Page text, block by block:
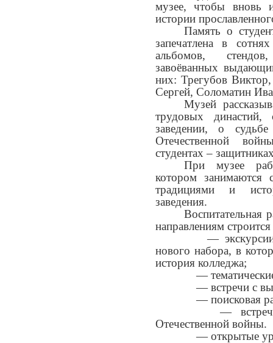
музее, чтобы вновь
истории
Память о
запечатлена в
альбомов,
завоёванных
них: Трегубов
Сергей, Соломатин
Музей
трудовых
заведении, о
Отечественной
студентах –
При музее
котором занимаются
традициями и
заведения.
Воспитательная
направлениям
— экскурсии
нового набора, в
история колледжа;
—
— встречи с
— поисковая
— встречи с
Отечественной войны.
— открытые